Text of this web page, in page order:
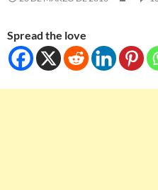
Spread the love